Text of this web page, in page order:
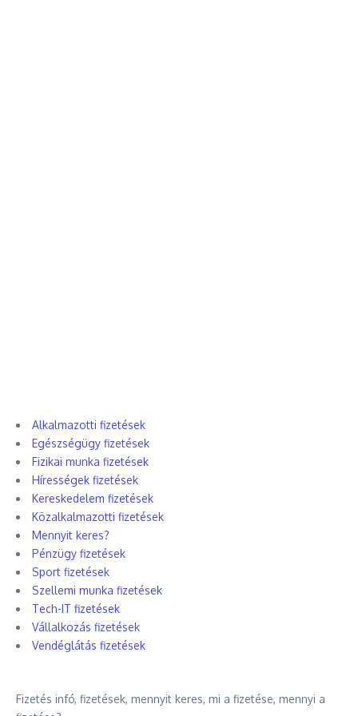
Alkalmazotti fizetések
Egészségügy fizetések
Fizikai munka fizetések
Hírességek fizetések
Kereskedelem fizetések
Közalkalmazotti fizetések
Mennyit keres?
Pénzügy fizetések
Sport fizetések
Szellemi munka fizetések
Tech-IT fizetések
Vállalkozás fizetések
Vendéglátás fizetések
Fizetés infó, fizetések, mennyit keres, mi a fizetése, mennyi a